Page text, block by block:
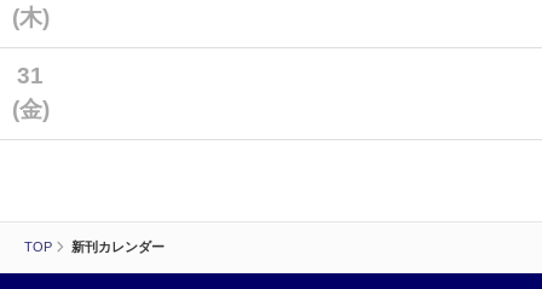
TOP 新刊カレンダー
(木)
31
(金)